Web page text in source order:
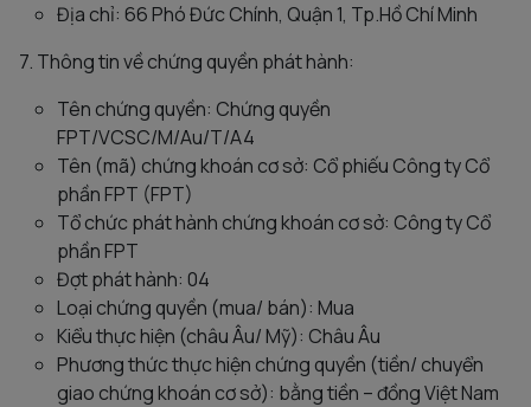
Địa chỉ: 66 Phó Đức Chính, Quận 1, Tp.Hồ Chí Minh
7. Thông tin về chứng quyền phát hành:
Tên chứng quyền: Chứng quyền
FPT/VCSC/M/Au/T/A4
Tên (mã) chứng khoán cơ sở: Cổ phiếu Công ty Cổ
phần FPT (FPT)
Tổ chức phát hành chứng khoán cơ sở: Công ty Cổ
phần FPT
Đợt phát hành: 04
Loại chứng quyền (mua/ bán): Mua
Kiểu thực hiện (châu Âu/ Mỹ): Châu Âu
Phương thức thực hiện chứng quyền (tiền/ chuyển
giao chứng khoán cơ sở): bằng tiền – đồng Việt Nam